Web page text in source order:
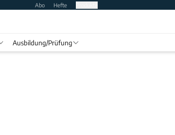
Abo Hefte
Ausbildung/Prüfung